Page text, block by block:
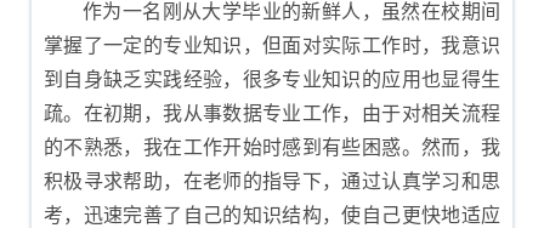
作为一名刚从大学毕业的新鲜人，虽然在校期间
掌握了一定的专业知识，但面对实际工作时，我意识
到自身缺乏实践经验，很多专业知识的应用也显得生
疏。在初期，我从事数据专业工作，由于对相关流程
的不熟悉，我在工作开始时感到有些困惑。然而，我
积极寻求帮助，在老师的指导下，通过认真学习和思
考，迅速完善了自己的知识结构，使自己更快地适应